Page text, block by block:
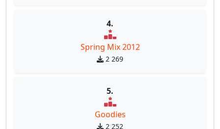
4.
Spring Mix 2012
2 269
5.
Goodies
2 252